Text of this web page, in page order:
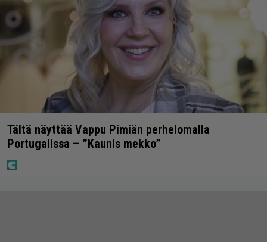
Tältä näyttää Vappu Pimiän perhelomalla
Portugalissa – ”Kaunis mekko”